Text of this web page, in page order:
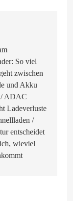
So viel
zwischen
und Akku
/ ADAC
Ladeverluste
/
entscheidet
wieviel